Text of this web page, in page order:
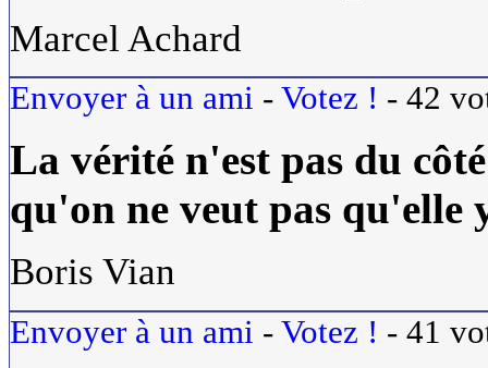
Marcel Achard
Envoyer à un ami - Votez ! - 42
La vérité n'est pas du
qu'on ne veut pas qu'elle
Boris Vian
Envoyer à un ami - Votez ! - 41